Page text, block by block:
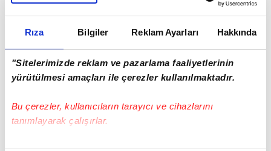
Rıza Bilgiler Reklam Ayarları Hakkında
"Sitelerimizde reklam ve pazarlama faaliyetlerinin
yürütülmesi amaçları ile çerezler kullanılmaktadır.
Bu çerezler, kullanıcıların tarayıcı ve cihazlarını
tanımlayarak çalışırlar.
DEF 15 Arlind Ajeti 0
DEF 23 Uzeyir Ergun 0 0
DEF 26 Musah Mohammed 0 0
DEF 33 Ondrej Celustka